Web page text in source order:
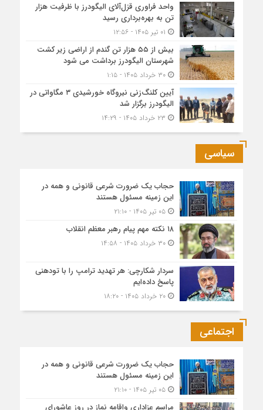
واحد فراوری قزل‌آلای الیگودرز با ظرفیت هزار
تن به بهره‌برداری رسید
بیش از ۵۵ هزار تن گندم از اراضی زیر کشت
شهرستان الیگودرز برداشت می شود
۳۰ خرداد ۱۴۰۵ - ۱:۱۵
آیین کلنگ‌زنی نیروگاه خورشیدی ۳ مگاواتی در
الیگودرز برگزار شد
سیاسی
حجاب یک ضرورت شرعی قانونی و همه در
این زمینه مسئول هستند
۰۵ تیر ۱۴۰۵ - ۲۱:۱۰
۱۸ نکته مهم پیام رهبر معظم انقلاب
۳۰ خرداد ۱۴۰۵ - ۱۴:۵۸
سردار شکارچی: هر تهدید ترامپ را با تودهنی
پاسخ داده‌ایم
۲۰ خرداد ۱۴۰۵ - ۱۸:۲۰
اجتماعی
حجاب یک ضرورت شرعی قانونی و همه در
این زمینه مسئول هستند
۰۵ تیر ۱۴۰۵ - ۲۱:۱۰
مراسم عزاداری واقامه نماز در روز عاشورای